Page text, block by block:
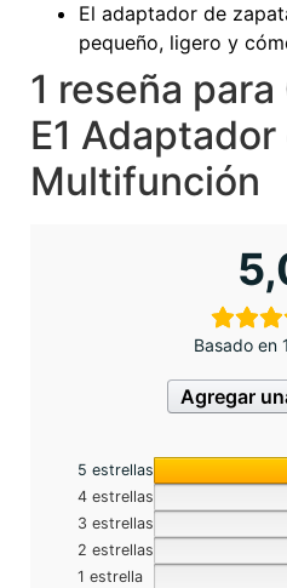
El adaptador de
pequeño, ligero y
1 reseña para
E1
Multifunción
Basado en
Agregar
5 estrellas
4 estrellas
3 estrellas
2 estrellas
1 estrella